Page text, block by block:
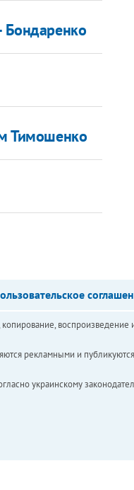
Бондаренко
Тимошенко
рекламными и
украинскому